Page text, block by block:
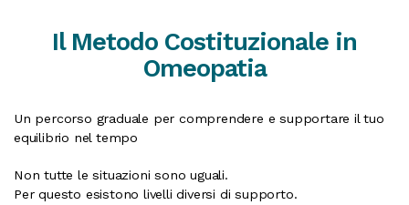
Il Metodo Costituzionale in
Omeopatia
Un percorso graduale per comprendere e supportare il tuo
equilibrio nel tempo
Non tutte le situazioni sono uguali.
Per questo esistono livelli diversi di supporto.